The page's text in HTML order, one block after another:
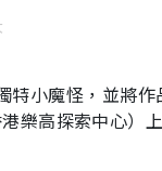
小魔怪，並將作
樂高探索中心）